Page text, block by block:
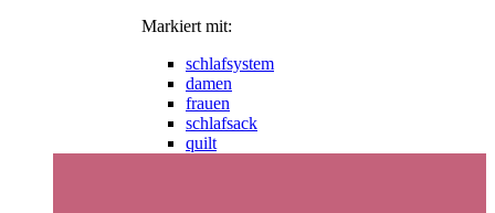
Markiert mit:
schlafsystem
damen
frauen
schlafsack
quilt